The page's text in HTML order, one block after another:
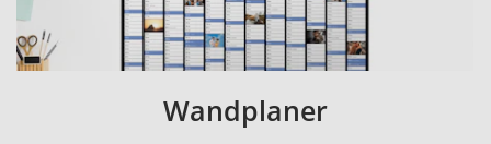
Wandplaner